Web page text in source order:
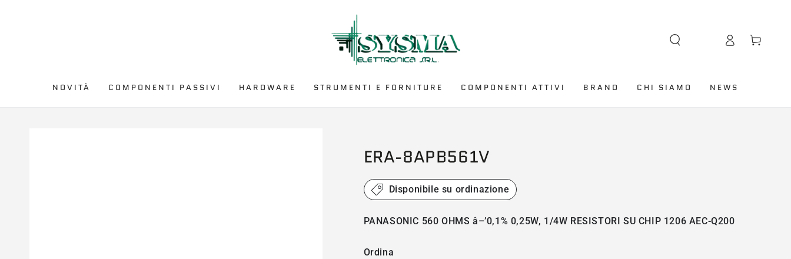
NOVITÀ COMPONENTI PASSIVI HARDWARE STRUMENTI E FORNITURE COMPONENTI ATTIVI BRAND CHI SIAMO NEWS
AccessoCarello
ERA-8APB561V
Disponibile su ordinazione
PANASONIC 560 OHMS â–’0,1% 0,25W, 1/4W RESISTORI SU CHIP 1206 AEC-Q200
Ordina